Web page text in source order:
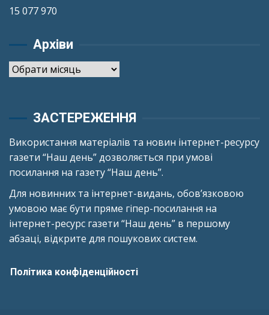
15 077 970
Архіви
Архіви
ЗАСТЕРЕЖЕННЯ
Використання матеріалів та новин інтернет-ресурсу
газети “Наш день” дозволяється при умові
посилання на газету “Наш день”.
Для новинних та інтернет-видань, обов’язковою
умовою має бути пряме гіпер-посилання на
інтернет-ресурс газети “Наш день” в першому
абзаці, відкрите для пошукових систем.
Політика конфіденційності